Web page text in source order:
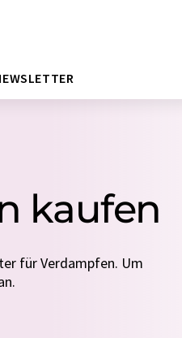
kaufen
für Verdampfen. Um